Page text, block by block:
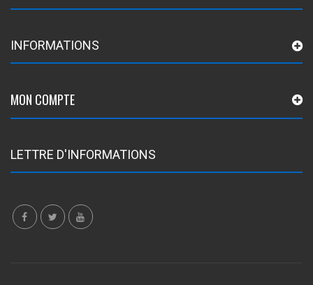
INFORMATIONS
MON COMPTE
LETTRE D'INFORMATIONS